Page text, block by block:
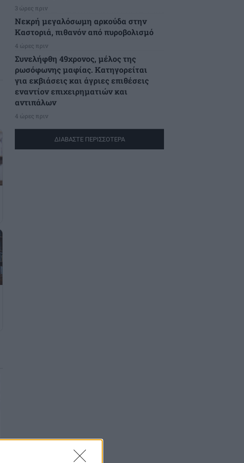
3 ώρες πριν
Νεκρή μεγαλόσωμη αρκούδα στην
Καστοριά, πιθανόν από πυροβολισμό
4 ώρες πριν
Συνελήφθη 49χρονος, μέλος της
ρωσόφωνης μαφίας. Κατηγορείται
για εκβιάσεις και άγριες επιθέσεις
εναντίον επιχειρηματιών και
αντιπάλων
4 ώρες πριν
ΔΙΑΒΑΣΤΕ ΠΕΡΙΣΣΟΤΕΡΑ